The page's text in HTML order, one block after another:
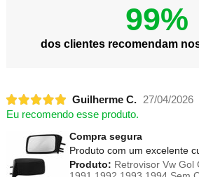
99%
dos clientes recomendam
Guilherme C.
27/04/2026
Eu recomendo esse produto.
Compra segura
Produto com um excelente
Produto: Retrovisor Vw Gol